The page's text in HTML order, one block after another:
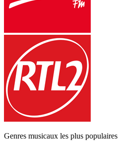
Genres musicaux les plus populaires